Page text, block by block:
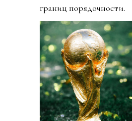
границ порядочности.